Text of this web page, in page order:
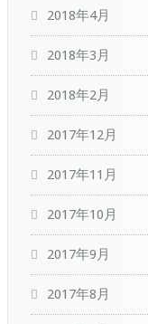
2018年4月
2018年3月
2018年2月
2017年12月
2017年11月
2017年10月
2017年9月
2017年8月